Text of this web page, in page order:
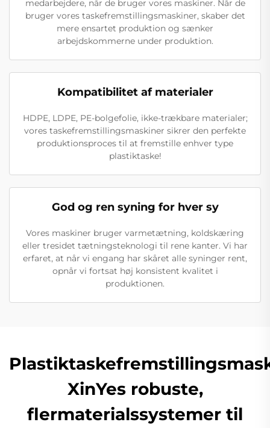
medarbejdere, når de bruger vores maskiner. Når de
bruger vores taskefremstillingsmaskiner, skaber det
mere ensartet produktion og sænker
arbejdskommerne under produktion.
Kompatibilitet af materialer
HDPE, LDPE, PE-bolgefolie, ikke-trækbare materialer;
vores taskefremstillingsmaskiner sikrer den perfekte
produktionsproces til at fremstille enhver type
plastiktaske!
God og ren syning for hver sy
Vores maskiner bruger varmetætning, koldskæring
eller tresidet tætningsteknologi til rene kanter. Vi har
erfaret, at når vi engang har skåret alle syninger rent,
opnår vi fortsat høj konsistent kvalitet i
produktionen.
XinYes robuste,
flermaterialssystemer til